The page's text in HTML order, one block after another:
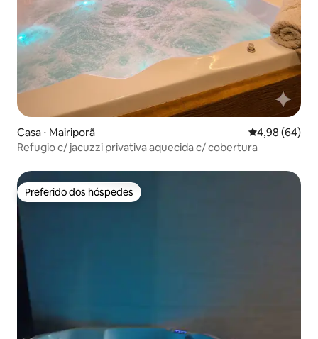
Casa ⋅ Mairiporã 4,98 de uma
4,98 (64)
Refugio c/ jacuzzi privativa aquecida c/ cobertura
Preferido dos hóspedes
Preferido dos hóspedes